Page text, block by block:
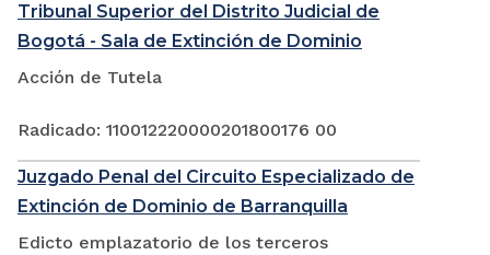
Tribunal Superior del Distrito Judicial de
Bogotá - Sala de Extinción de Dominio
Acción de Tutela
Radicado: 110012220000201800176 00
Juzgado Penal del Circuito Especializado de
Extinción de Dominio de Barranquilla
Edicto emplazatorio de los terceros